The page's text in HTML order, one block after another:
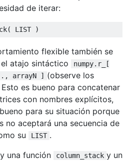
de iterar:
( LIST )
flexible también se
atajo sintáctico
numpy.r_[
arrayN ] (observe los
es bueno para concatenar
con nombres explícitos,
para su situación porque
no aceptará una secuencia de
su
LIST .
una función
column_stack y un